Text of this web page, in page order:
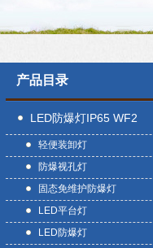
产品目录
LED防爆灯IP65 WF2
轻便装卸灯
防爆视孔灯
固态免维护防爆灯
LED平台灯
LED防爆灯